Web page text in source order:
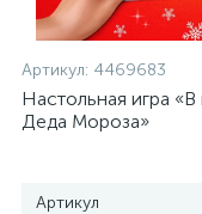
Артикул: 4469683
Настольная игра «В
Деда Мороза»
Артикул